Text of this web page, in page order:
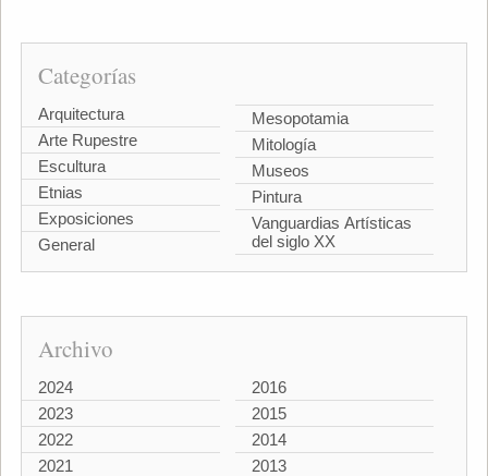
Categorías
Arquitectura
Arte Rupestre
Escultura
Etnias
Exposiciones
General
Mesopotamia
Mitología
Museos
Pintura
Vanguardias Artísticas
del siglo XX
Archivo
2024
2023
2022
2021
2016
2015
2014
2013